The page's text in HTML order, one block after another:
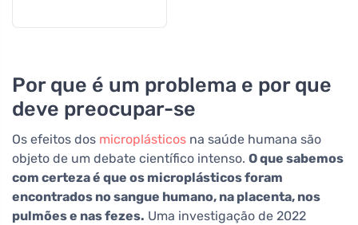
Por que é um problema e por que
deve preocupar-se
Os efeitos dos microplásticos na saúde humana são
objeto de um debate científico intenso. O que sabemos
com certeza é que os microplásticos foram
encontrados no sangue humano, na placenta, nos
pulmões e nas fezes. Uma investigação de 2022